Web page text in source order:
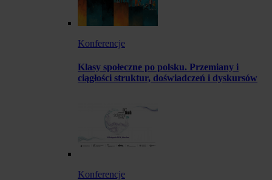
Konferencje
Klasy społeczne po polsku. Przemiany i
ciągłości struktur, doświadczeń i dyskursów
Konferencje